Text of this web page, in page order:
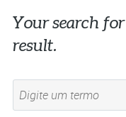
Your search for
result.